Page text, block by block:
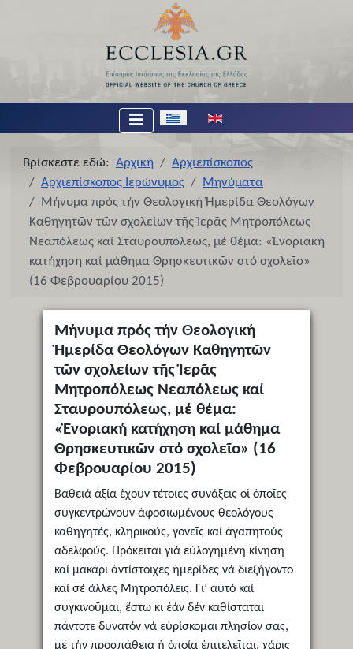
Επιλέξτε τη γλώσσα σας
Βρίσκεστε εδώ: Αρχική
Αρχιεπίσκοπος
Αρχιεπίσκοπος Ιερώνυμος
Μηνύματα
Μήνυμα πρός τήν Θεολογική Ἡμερίδα Θεολόγων
Καθηγητῶν τῶν σχολείων τῆς Ἱερᾶς Μητροπόλεως
Νεαπόλεως καί Σταυρουπόλεως, μέ θέμα: «Ἐνοριακή
κατήχηση καί μάθημα Θρησκευτικῶν στό σχολεῖο»
(16 Φεβρουαρίου 2015)
Μήνυμα πρός τήν Θεολογική
Ἡμερίδα Θεολόγων Καθηγητῶν
τῶν σχολείων τῆς Ἱερᾶς
Μητροπόλεως Νεαπόλεως καί
Σταυρουπόλεως, μέ θέμα:
«Ἐνοριακή κατήχηση καί μάθημα
Θρησκευτικῶν στό σχολεῖο» (16
Φεβρουαρίου 2015)
Βαθειά ἀξία ἔχουν τέτοιες συνάξεις οἱ ὁποῖες
συγκεντρώνουν ἀφοσιωμένους θεολόγους
καθηγητές, κληρικούς, γονεῖς καί ἀγαπητούς
ἀδελφούς. Πρόκειται γιά εὐλογημένη κίνηση
καί μακάρι ἀντίστοιχες ἡμερίδες νά διεξήγοντο
καί σέ ἄλλες Μητροπόλεις. Γι’ αὐτό καί
συγκινοῦμαι, ἔστω κι ἐάν δέν καθίσταται
πάντοτε δυνατόν νά εὑρίσκομαι πλησίον σας,
μέ τήν προσπάθεια ἡ ὁποία ἐπιτελεῖται, χάρις